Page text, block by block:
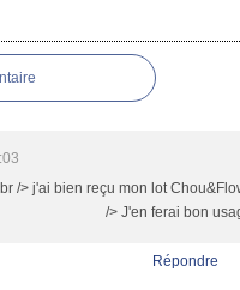
/> j'ai bien reçu mon lot
/> J'en ferai bon
Répondre